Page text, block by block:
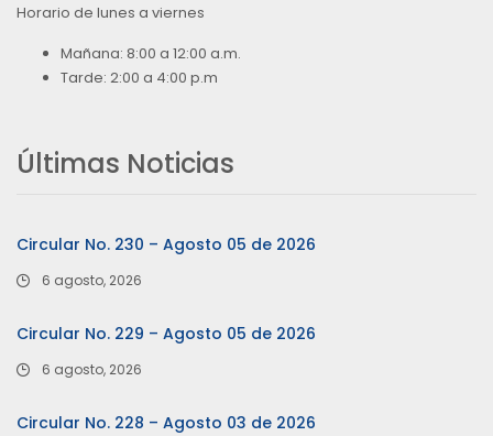
Horario de lunes a viernes
Mañana: 8:00 a 12:00 a.m.
Tarde: 2:00 a 4:00 p.m
Últimas Noticias
Circular No. 230 – Agosto 05 de 2026
6 agosto, 2026
Circular No. 229 – Agosto 05 de 2026
6 agosto, 2026
Circular No. 228 – Agosto 03 de 2026